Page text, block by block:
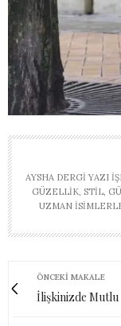
AYSHA DERGI YAZI
GÜZELLIK, STIL,
UZMAN
ÖNCEKI MAKALE
İlişkinizde Mutlu